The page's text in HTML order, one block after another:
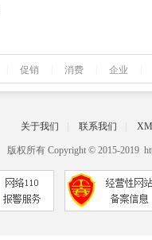
促销 消费 企业
关于我们 联系我们
版权所有 Copyright © 2015-2019